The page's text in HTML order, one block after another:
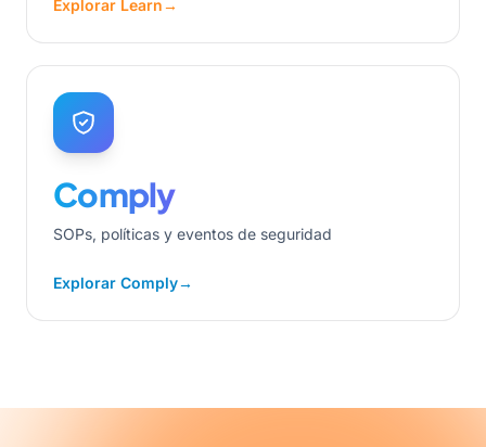
Explorar Learn→
Comply
SOPs, políticas y eventos de seguridad
Explorar Comply→